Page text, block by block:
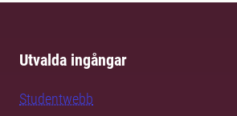
Utvalda ingångar
Studentwebb